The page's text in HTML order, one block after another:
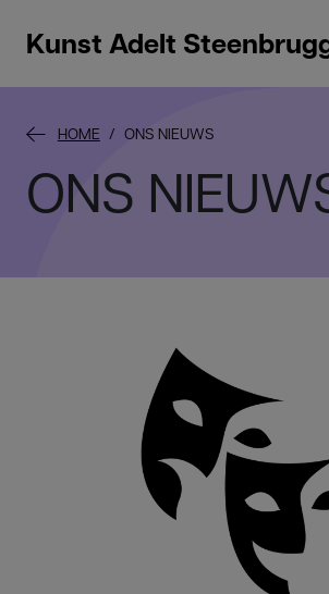
Kunst Adelt
HOME ONS NIEUWS
ONS